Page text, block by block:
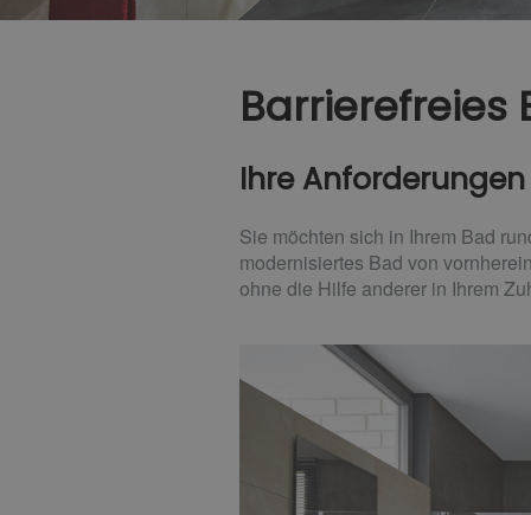
Barrierefreies
Ihre
Sie möchten sich in Ihrem Bad
modernisiertes Bad von
ohne die Hilfe anderer in Ihrem